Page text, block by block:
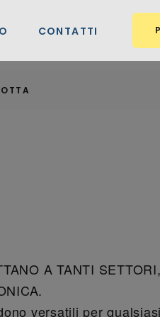
CONTATTI
A TANTI
versatili per